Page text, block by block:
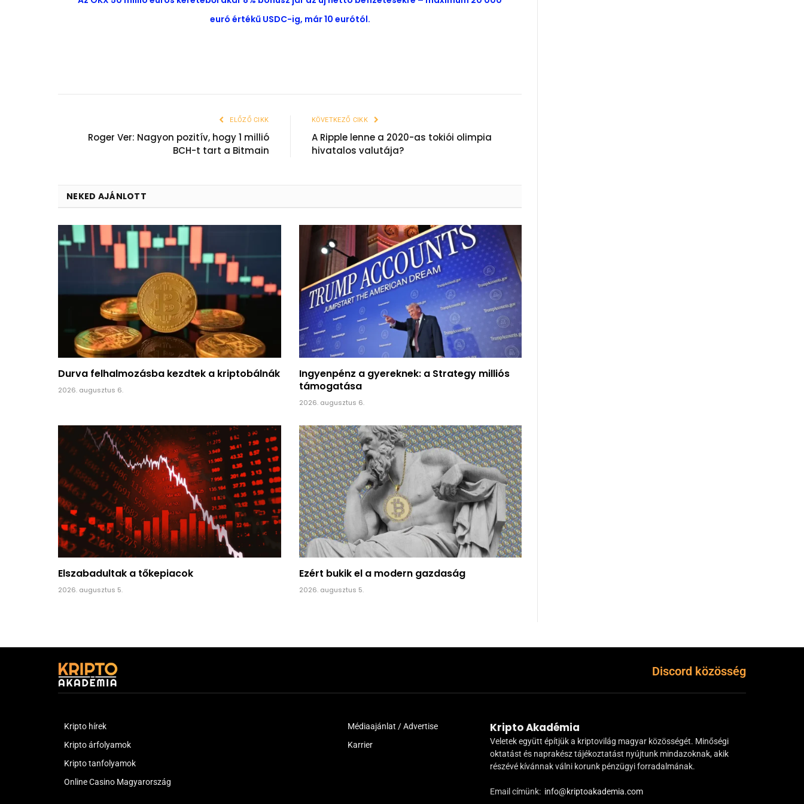
euró értékű USDC-ig, már 10 eurótól.
ELŐZŐ CIKK
Roger Ver: Nagyon pozitív, hogy 1 millió
BCH-t tart a Bitmain
KÖVETKEZŐ CIKK
A Ripple lenne a 2020-as tokiói olimpia
hivatalos valutája?
NEKED AJÁNLOTT
Durva felhalmozásba kezdtek a kriptobálnák
2026. augusztus 6.
Ingyenpénz a gyereknek: a Strategy milliós
támogatása
2026. augusztus 6.
Elszabadultak a tőkepiacok
2026. augusztus 5.
Ezért bukik el a modern gazdaság
2026. augusztus 5.
Discord közösség
Kripto hírek
Kripto árfolyamok
Kripto tanfolyamok
Online Casino Magyarország
Médiaajánlat / Advertise
Karrier
Kripto Akadémia
Veletek együtt építjük a kriptovilág magyar közösségét. Minőségi
oktatást és naprakész tájékoztatást nyújtunk mindazoknak, akik
részévé kívánnak válni korunk pénzügyi forradalmának.
Email címünk: info@kriptoakademia.com